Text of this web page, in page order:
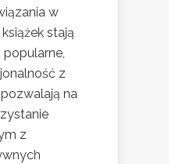
w
stają
popularne,
z
na
z